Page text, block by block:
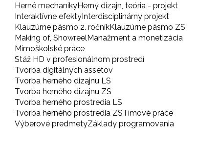
Herné mechanikyHerný dizajn, teória - projekt
Interaktívne efektyInterdisciplinárny projekt
Klauzúrne pásmo 2. ročníkKlauzúrne pásmo ZS
Making of, ShowreelManažment a monetizácia
Mimoškolské práce
Stáž HD v profesionálnom prostredí
Tvorba digitálnych assetov
Tvorba herného dizajnu LS
Tvorba herného dizajnu ZS
Tvorba herného prostredia LS
Tvorba herného prostredia ZSTímové práce
Výberové predmetyZáklady programovania